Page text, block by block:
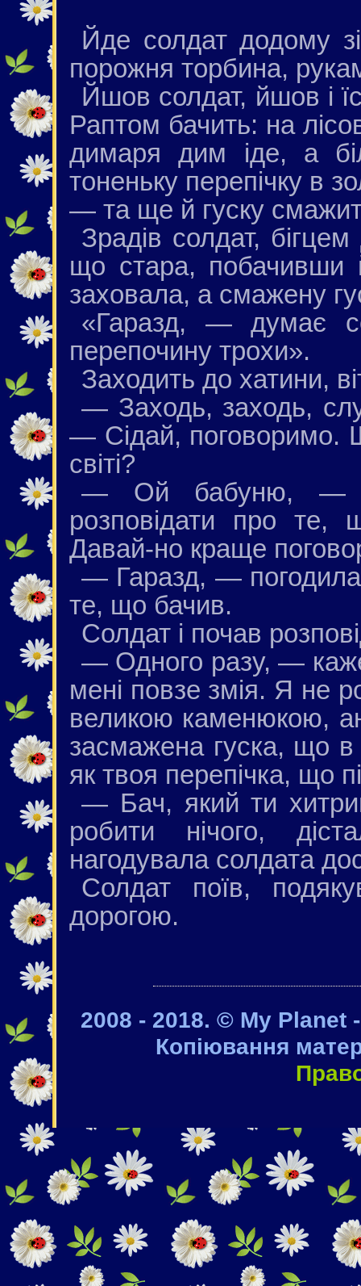
Йде солдат додому
порожня торбина,
Йшов солдат, йшов і
Раптом бачить: на
димаря дим іде, а
тоненьку перепічку в
— та ще й гуску
Зрадів солдат,
що стара, побачивши
заховала, а смажену
«Гаразд, — думає
перепочину трохи».
Заходить до хатини,
— Заходь, заходь,
— Сідай, поговоримо.
світі?
— Ой бабуню, —
розповідати про те,
Давай-но краще
— Гаразд, —
те, що бачив.
Солдат і почав
— Одного разу, —
мені повзе змія. Я не
великою каменюкою,
засмажена гуска, що в
як твоя перепічка, що
— Бач, який ти
робити нічого,
нагодувала солдата
Солдат поїв,
дорогою.
2008 - 2018. © My Planet
Копіювання